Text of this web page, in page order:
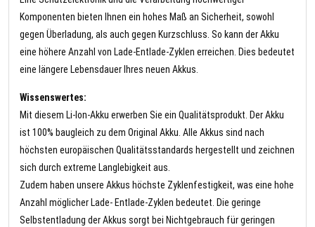
Komponenten bieten Ihnen ein hohes Maß an Sicherheit, sowohl
gegen Überladung, als auch gegen Kurzschluss. So kann der Akku
eine höhere Anzahl von Lade-Entlade-Zyklen erreichen. Dies bedeutet
eine längere Lebensdauer Ihres neuen Akkus.
Wissenswertes:
Mit diesem Li-Ion-Akku erwerben Sie ein Qualitätsprodukt. Der Akku
ist 100% baugleich zu dem Original Akku. Alle Akkus sind nach
höchsten europäischen Qualitätsstandards hergestellt und zeichnen
sich durch extreme Langlebigkeit aus.
Zudem haben unsere Akkus höchste Zyklenfestigkeit, was eine hohe
Anzahl möglicher Lade- Entlade-Zyklen bedeutet. Die geringe
Selbstentladung der Akkus sorgt bei Nichtgebrauch für geringen